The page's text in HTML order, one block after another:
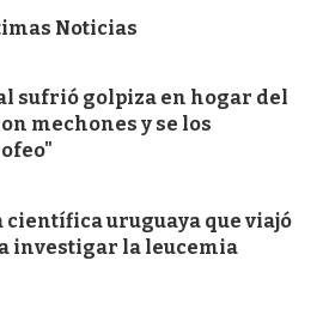
Noticias
sufrió golpiza en hogar del
mechones y se los
científica uruguaya que viajó
investigar la leucemia